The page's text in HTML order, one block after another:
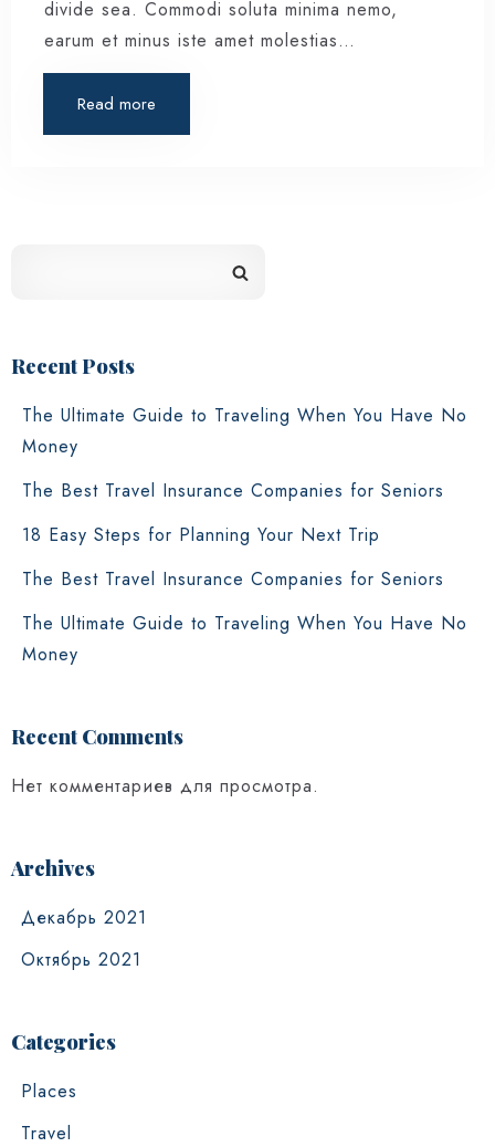
divide sea. Commodi soluta minima nemo,
earum et minus iste amet molestias…
Read more
Recent Posts
The Ultimate Guide to Traveling When You Have No
Money
The Best Travel Insurance Companies for Seniors
18 Easy Steps for Planning Your Next Trip
The Best Travel Insurance Companies for Seniors
The Ultimate Guide to Traveling When You Have No
Money
Recent Comments
Нет комментариев для просмотра.
Archives
Декабрь 2021
Октябрь 2021
Categories
Places
Travel